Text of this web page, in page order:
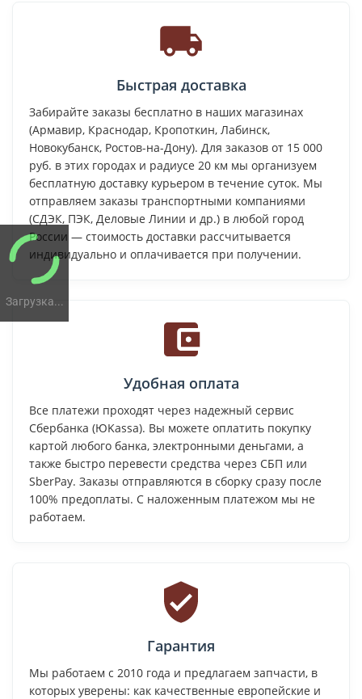
Загрузка...
Быстрая доставка
Забирайте заказы бесплатно в наших магазинах
(Армавир, Краснодар, Кропоткин, Лабинск,
Новокубанск, Ростов-на-Дону). Для заказов от 15 000
руб. в этих городах и радиусе 20 км мы организуем
бесплатную доставку курьером в течение суток. Мы
отправляем заказы транспортными компаниями
(СДЭК, ПЭК, Деловые Линии и др.) в любой город
России — стоимость доставки рассчитывается
индивидуально и оплачивается при получении.
Удобная оплата
Все платежи проходят через надежный сервис
Сбербанка (ЮKassa). Вы можете оплатить покупку
картой любого банка, электронными деньгами, а
также быстро перевести средства через СБП или
SberPay. Заказы отправляются в сборку сразу после
100% предоплаты. С наложенным платежом мы не
работаем.
Гарантия
Мы работаем с 2010 года и предлагаем запчасти, в
которых уверены: как качественные европейские и